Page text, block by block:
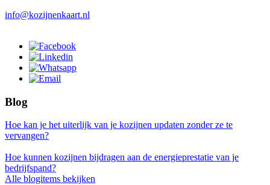
info@kozijnenkaart.nl
Blog
Hoe kan je het uiterlijk van je kozijnen updaten zonder ze te
vervangen?
Hoe kunnen kozijnen bijdragen aan de energieprestatie van je
bedrijfspand?
Alle blogitems bekijken